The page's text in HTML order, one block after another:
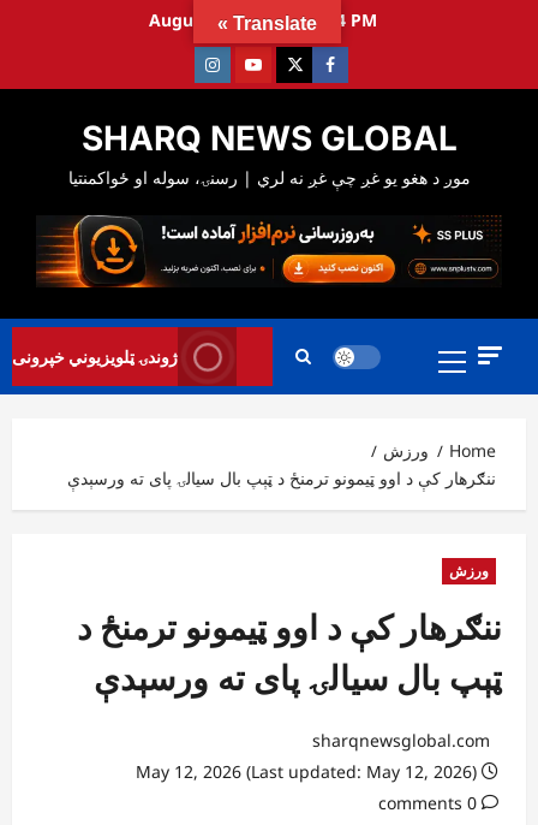
August 6, 2026 5:50:25 PM
Facebook
Twitter
Youtube
Instagram
SHARQ NEWS GLOBAL
Primary
ژوندۍ ټلویزیوني خپرونی
Home
ورزش
ننګرهار کې د اوو ټیمونو ترمنځ د ټېپ بال سیالۍ پای ته ورسېدې
ورزش
ننګرهار کې د اوو ټیمونو ترمنځ د
ټېپ بال سیالۍ پای ته ورسېدې
sharqnewsglobal.com
0 comments
Translate »